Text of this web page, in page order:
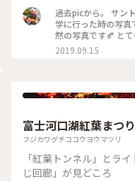
過去picから。 サン
学に行った時の写真
然の写真です🍂 と
綺麗だったのを覚
然水 #サントリー天
2019.09.15
富士河口湖紅葉まつり
フジカワグチココウヨウマツリ
「紅葉トンネル」とラ
じ回廊」が見どころ